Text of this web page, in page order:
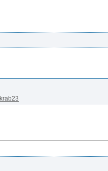
krab23